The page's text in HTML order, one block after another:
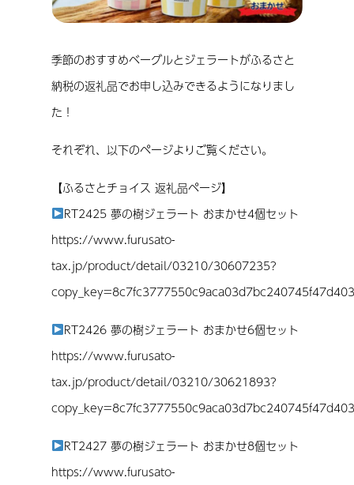
季節のおすすめベーグルとジェラートがふるさと
納税の返礼品でお申し込みできるようになりまし
た！
それぞれ、以下のページよりご覧ください。
【ふるさとチョイス 返礼品ページ】
RT2425 夢の樹ジェラート おまかせ4個セット
https://www.furusato-
tax.jp/product/detail/03210/30607235?
RT2426 夢の樹ジェラート おまかせ6個セット
https://www.furusato-
tax.jp/product/detail/03210/30621893?
RT2427 夢の樹ジェラート おまかせ8個セット
https://www.furusato-